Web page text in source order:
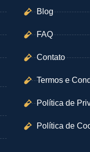
Blog
FAQ
Contato
Termos e
Política de
Política de